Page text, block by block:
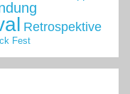
Retrospektive
Fest